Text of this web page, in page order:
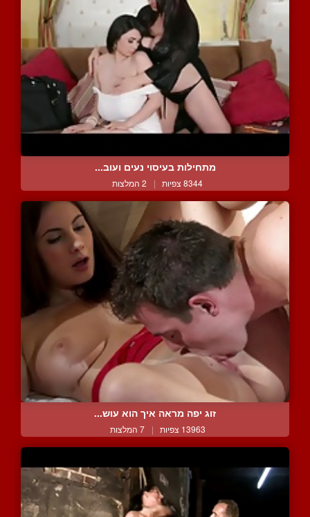
מתחילות בעיסוי נעים ועוב...
8344 צפיות | 2 המלצות
זוג יפה מראה איך הוא עוש...
13963 צפיות | 7 המלצות